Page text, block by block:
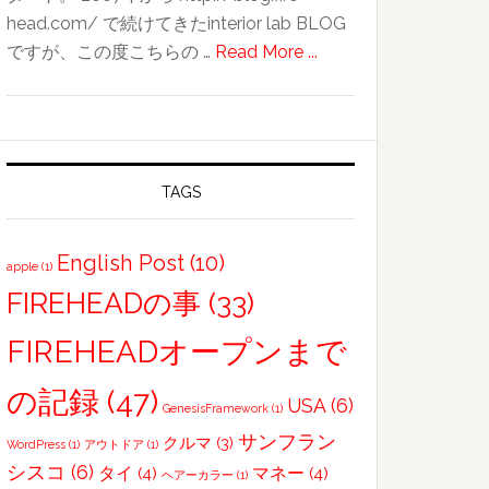
head.com/ で続けてきたinterior lab BLOG
ですが、この度こちらの … Read More ...
か
ら
し
HP
タ
ー
ト
TAGS
apple (1) English Post (10)
FIREHEADの事 (33)
FIREHEADオープンまで
の記録 (47) GenesisFramework (1) USA(6)
WordPress (1) アウトドア (1) クルマ (3) サンフラン
シスコ (6) タイ (4) ヘアーカラー (1) マネー (4)